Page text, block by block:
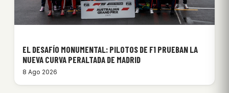
EL DESAFÍO MONUMENTAL: PILOTOS DE F1 PRUEBAN LA
NUEVA CURVA PERALTADA DE MADRID
8 Ago 2026